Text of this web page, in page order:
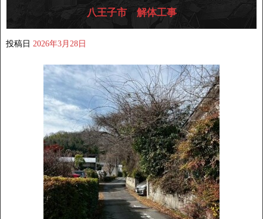
八王子市 解体工事
投稿日 2026年3月28日